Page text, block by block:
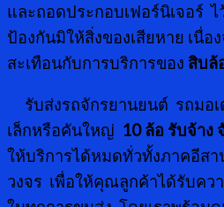
และถอดประกอบเฟอร์นิเจอร์
ป้องกันมิให้สิ่งของเสียหาย เนื่อ
สะเทือนกับการบริการของ สิบล้
รับส่งรถจักรยานยนต์ รถมอเ
เล็กหรือคันใหญ่ 10 ล้อ รับจ้าง
ให้บริการได้หมดทั่วทั้งภาคอีส
วงจร เพื่อให้คุณลูกค้าได้รับคว